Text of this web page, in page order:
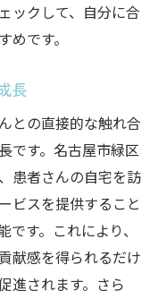
ックして、自分に合
です。
長
との直接的な触れ合
です。名古屋市緑区
患者さんの自宅を訪
ビスを提供すること
す。これにより、
献感を得られるだけ
進されます。さら